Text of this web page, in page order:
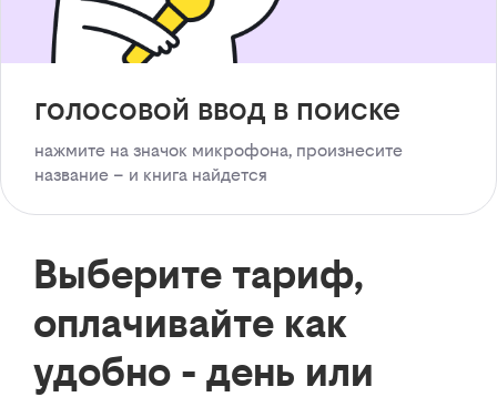
голосовой ввод в поиске
нажмите на значок микрофона, произнесите
название – и книга найдется
Выберите тариф,
оплачивайте как
удобно - день или